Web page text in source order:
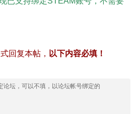
回复本帖， 以下内容必填！
论坛，可以不填，以论坛帐号绑定的